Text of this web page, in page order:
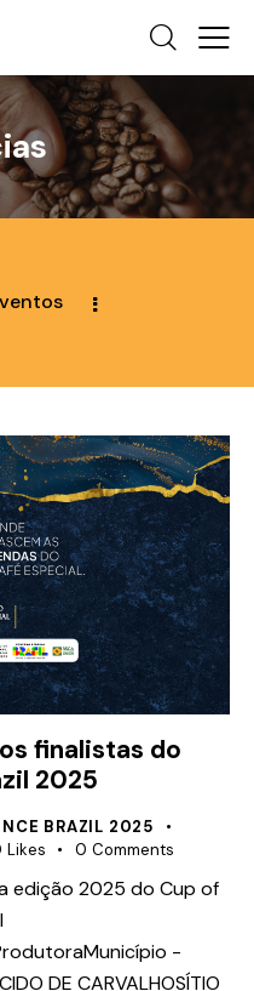
finalistas do
2025
BRAZIL 2025
Likes 0 Comments
edição 2025 do Cup of
-
DE CARVALHOSÍTIO